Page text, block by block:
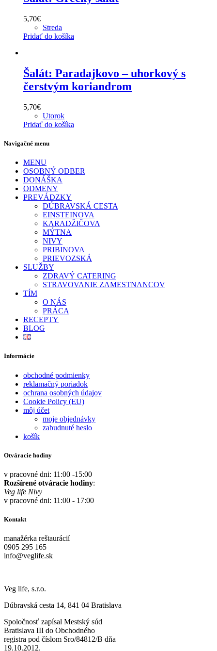
5,70€
Streda
Pridať do košíka
Šalát: Paradajkovo – uhorkový s
čerstvým koriandrom
5,70€
Utorok
Pridať do košíka
Navigačné menu
MENU
OSOBNÝ ODBER
DONÁŠKA
ODMENY
PREVÁDZKY
DÚBRAVSKÁ CESTA
EINSTEINOVA
KARADŽIČOVA
MÝTNA
NIVY
PRIBINOVA
PRIEVOZSKÁ
SLUŽBY
ZDRAVÝ CATERING
STRAVOVANIE ZAMESTNANCOV
TÍM
O NÁS
PRÁCA
RECEPTY
BLOG
Informácie
obchodné podmienky
reklamačný poriadok
ochrana osobných údajov
Cookie Policy (EU)
môj účet
moje objednávky
zabudnuté heslo
košík
Otváracie hodiny
v pracovné dni: 11:00 -15:00
Rozšírené otváracie hodiny:
Veg life Nivy
v pracovné dni: 11:00 - 17:00
Kontakt
manažérka reštaurácií
0905 295 165
info@veglife.sk
Veg life, s.r.o.
Dúbravská cesta 14, 841 04 Bratislava
Spoločnosť zapísal Mestský súd
Bratislava III do Obchodného
registra pod číslom Sro/84812/B dňa
19.10.2012.